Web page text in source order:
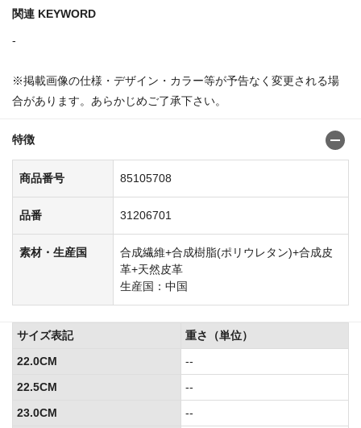
関連 KEYWORD
-
※掲載画像の仕様・デザイン・カラー等が予告なく変更される場
合があります。あらかじめご了承下さい。
特徴
商品番号 85105708
品番 31206701
素材・生産国
合成繊維+合成樹脂(ポリウレタン)+合成皮
革+天然皮革
生産国：中国
サイズ表記
重さ（単位）
22.0CM
--
22.5CM
--
23.0CM
--